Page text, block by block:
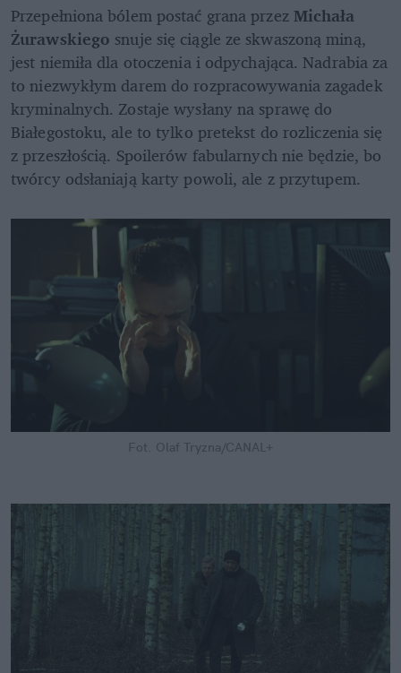
Przepełniona bólem postać grana przez Michała
Żurawskiego snuje się ciągle ze skwaszoną miną,
jest niemiła dla otoczenia i odpychająca. Nadrabia za
to niezwykłym darem do rozpracowywania zagadek
kryminalnych. Zostaje wysłany na sprawę do
Białegostoku, ale to tylko pretekst do rozliczenia się
z przeszłością. Spoilerów fabularnych nie będzie, bo
twórcy odsłaniają karty powoli, ale z przytupem.
Fot. Olaf Tryzna/CANAL+